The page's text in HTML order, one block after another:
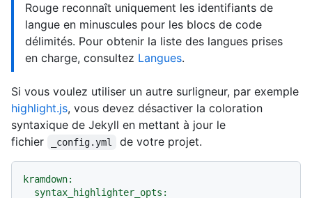
Rouge reconnaît uniquement les identifiants de
langue en minuscules pour les blocs de code
délimités. Pour obtenir la liste des langues prises
en charge, consultez Langues.
Si vous voulez utiliser un autre surligneur, par exemple
highlight.js, vous devez désactiver la coloration
syntaxique de Jekyll en mettant à jour le
fichier
_config.yml de votre projet.
kramdown:
syntax_highlighter_opts: